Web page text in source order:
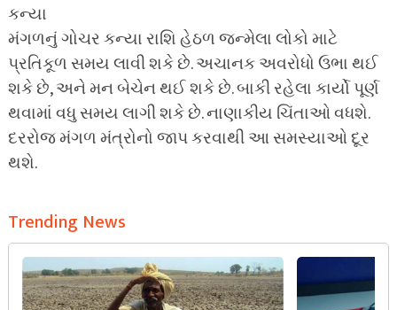
કન્યા
મંગળનું ગોચર કન્યા રાશિ હેઠળ જન્મેલા લોકો માટે
પ્રતિકૂળ સમય લાવી શકે છે. અચાનક અવરોધો ઉભા થઈ
શકે છે, અને મન બેચેન થઈ શકે છે. બાકી રહેલા કાર્યો પૂર્ણ
થવામાં વધુ સમય લાગી શકે છે. નાણાકીય ચિંતાઓ વધશે.
દરરોજ મંગળ મંત્રોનો જાપ કરવાથી આ સમસ્યાઓ દૂર
થશે.
Trending News